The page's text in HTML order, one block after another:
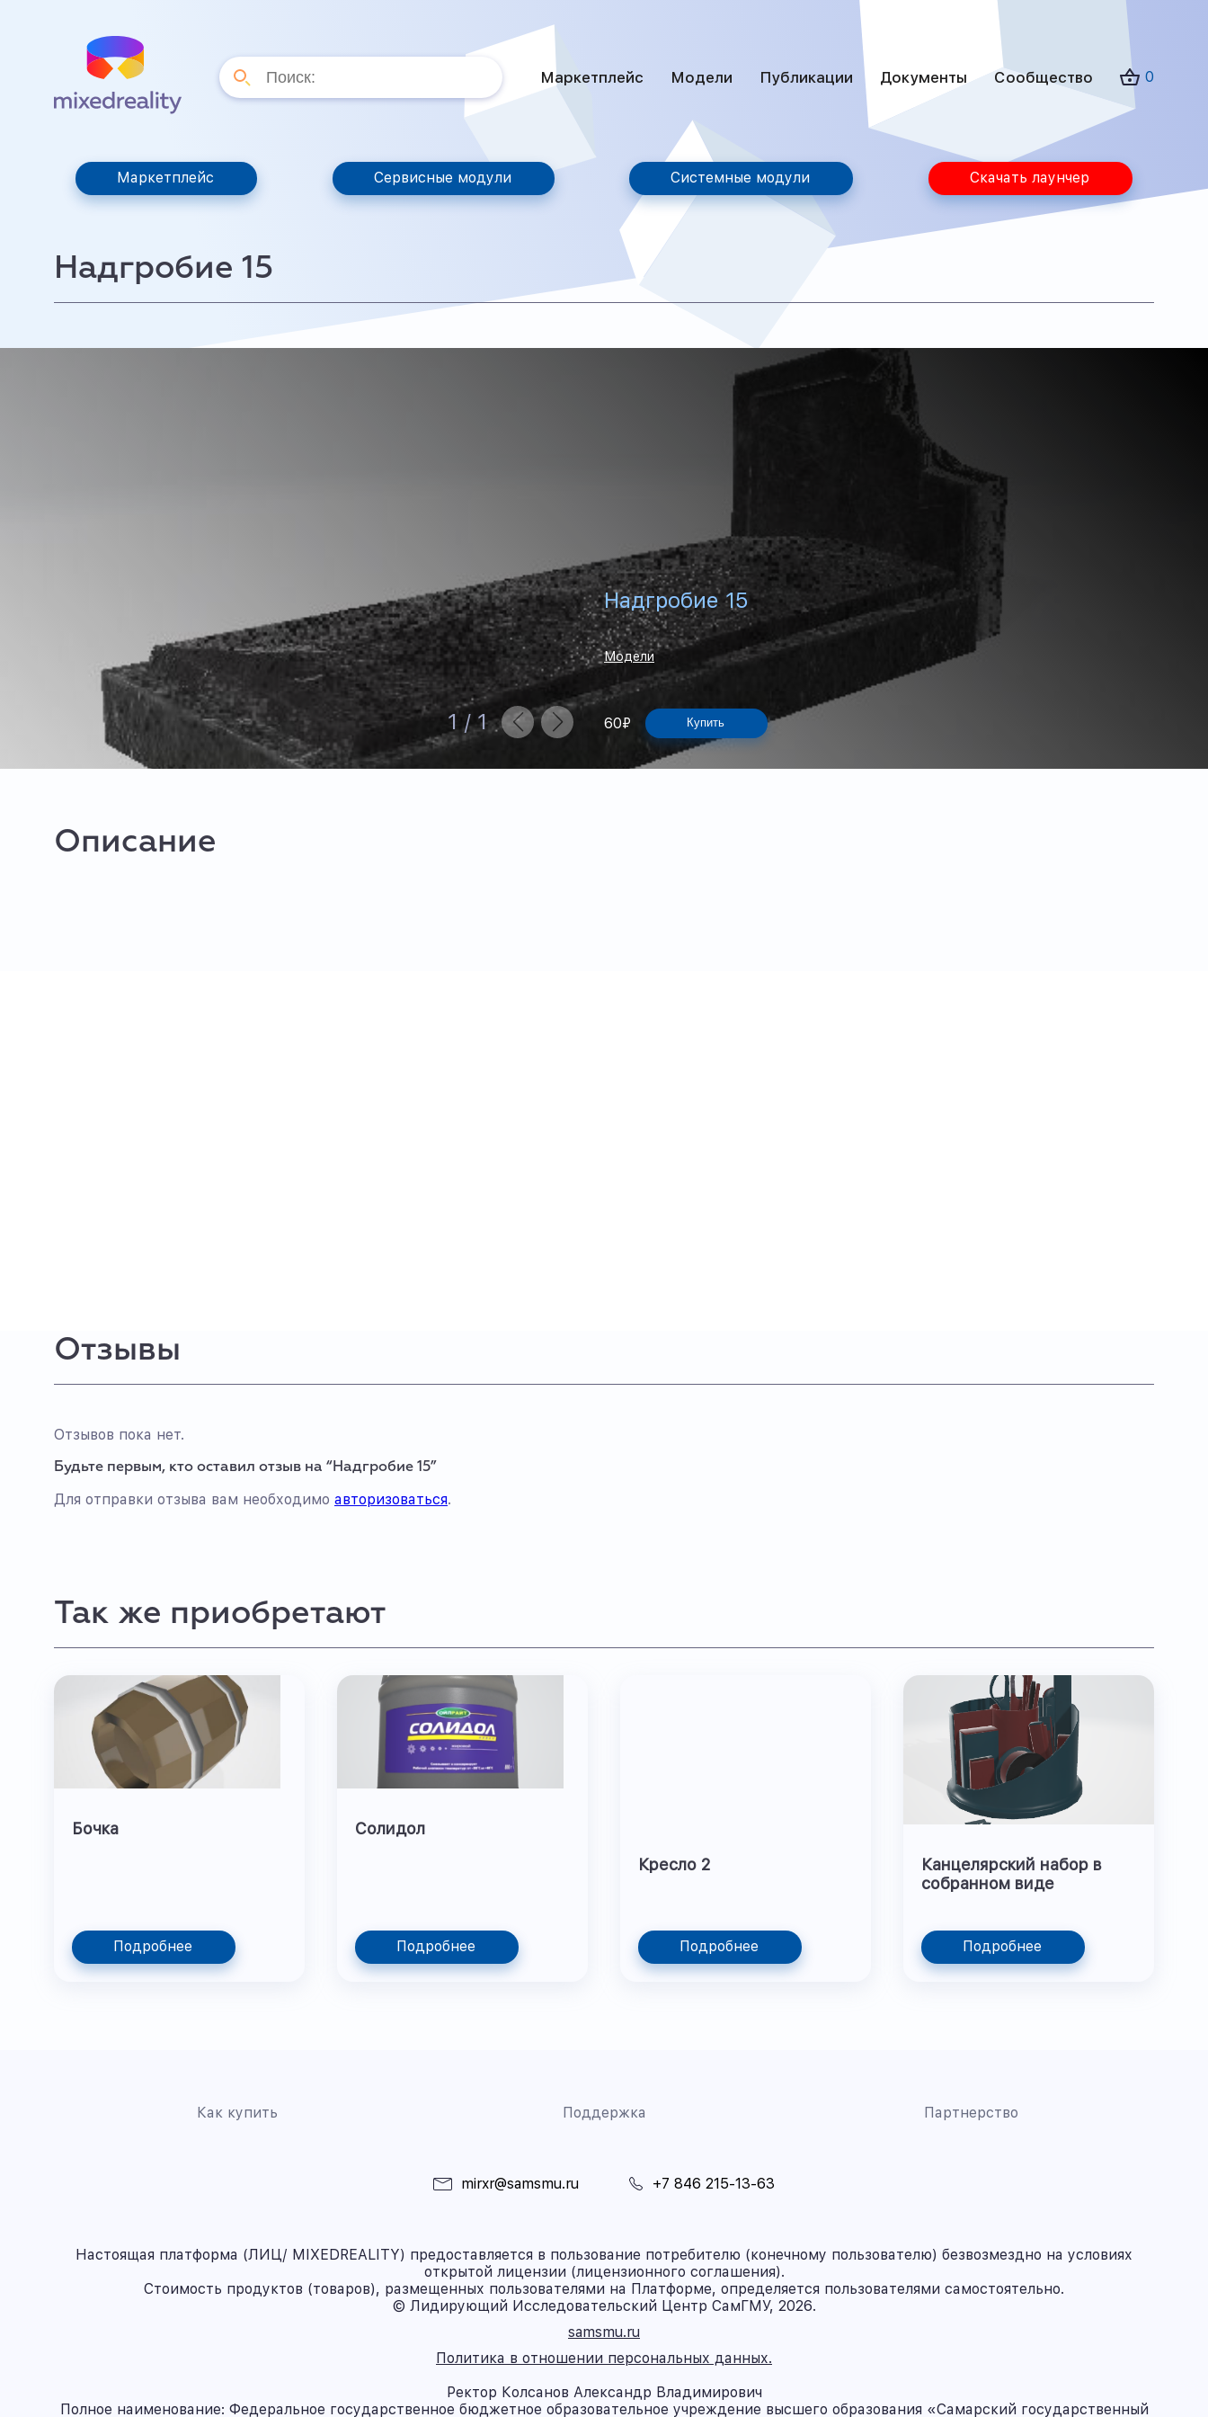
Маркетплейс Модели Публикации Документы Сообщество 0
Маркетплейс Сервисные модули Системные модули Скачать лаунчер
Надгробие 15
1/1
Надгробие 15
Модели
60₽ Купить
Описание
Отзывы
Отзывов пока нет.
Будьте первым, кто оставил отзыв на “Надгробие 15”
Для отправки отзыва вам необходимо авторизоваться.
Так же приобретают
Бочка
Подробнее
Солидол
Подробнее
Кресло 2
Подробнее
Канцелярский набор в
собранном виде
Подробнее
Как купить Поддержка Партнерство
mirxr@samsmu.ru +7 846 215-13-63
Настоящая платформа (ЛИЦ/ MIXEDREALITY) предоставляется в пользование потребителю (конечному пользователю) безвозмездно на условиях
открытой лицензии (лицензионного соглашения).
Стоимость продуктов (товаров), размещенных пользователями на Платформе, определяется пользователями самостоятельно.
© Лидирующий Исследовательский Центр СамГМУ, 2026.
samsmu.ru
Политика в отношении персональных данных.
Ректор Колсанов Александр Владимирович
Полное наименование: Федеральное государственное бюджетное образовательное учреждение высшего образования «Самарский государственный